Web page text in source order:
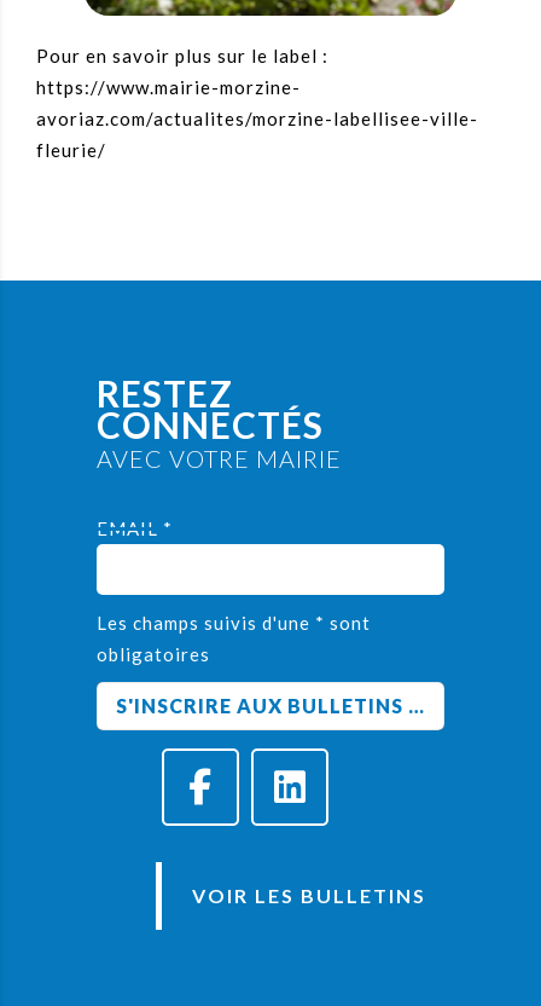
Pour en savoir plus sur le label :
https://www.mairie-morzine-
avoriaz.com/actualites/morzine-labellisee-ville-
fleurie/
RESTEZ
CONNECTÉS
AVEC VOTRE MAIRIE
EMAIL *
Les champs suivis d'une * sont
obligatoires
VOIR LES BULLETINS